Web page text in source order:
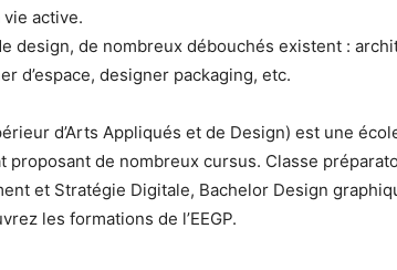
active.
design, de nombreux débouchés existent :
d’espace, designer packaging, etc.
d’Arts Appliqués et de Design) est une
proposant de nombreux cursus. Classe
et Stratégie Digitale, Bachelor Design
les formations de l’EEGP.